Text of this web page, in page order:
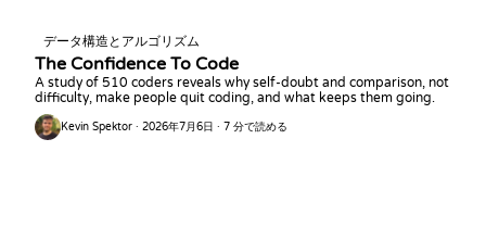
データ構造とアルゴリズム
The Confidence To Code
A study of 510 coders reveals why self-doubt and comparison, not
difficulty, make people quit coding, and what keeps them going.
Kevin Spektor · 2026年7月6日 · 7 分で読める